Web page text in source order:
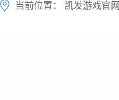
当前位置： 凯发游戏官网